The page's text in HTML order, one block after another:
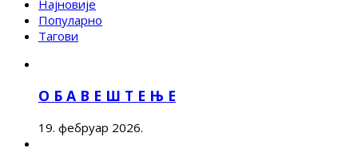
Најновије
Популарно
Тагови
О Б А В Е Ш Т Е Њ Е
19. фебруар 2026.